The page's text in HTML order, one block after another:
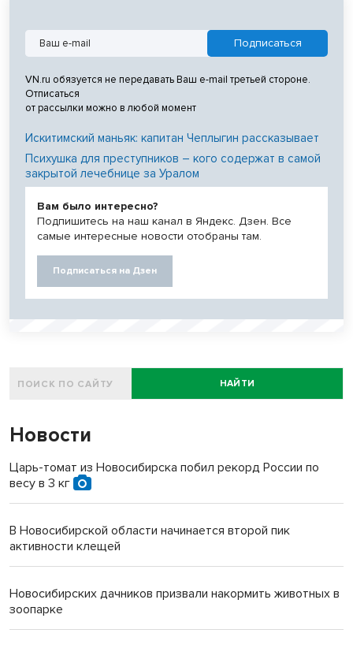
VN.ru обязуется не передавать Ваш e-mail третьей стороне.
Отписаться
от рассылки можно в любой момент
Искитимский маньяк: капитан Чеплыгин рассказывает
Психушка для преступников – кого содержат в самой
закрытой лечебнице за Уралом
Вам было интересно?
Подпишитесь на наш канал в Яндекс. Дзен. Все
самые интересные новости отобраны там.
Подписаться на Дзен
НАЙТИ
Новости
Царь-томат из Новосибирска побил рекорд России по
весу в 3 кг
В Новосибирской области начинается второй пик
активности клещей
Новосибирских дачников призвали накормить животных в
зоопарке